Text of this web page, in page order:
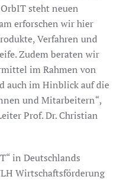
steht neuen
erforschen wir hier
Verfahren und
Zudem beraten wir
im Rahmen von
auch im Hinblick auf die
und Mitarbeitern“,
Prof. Dr. Christian
in Deutschlands
Wirtschaftsförderung